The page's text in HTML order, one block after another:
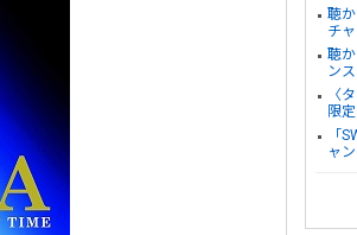
聴
チ
聴
ン
〈
限
「
ャ